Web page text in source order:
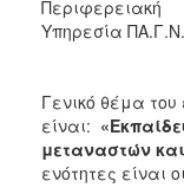
Κοινωνικό
Ισότητα
των
Φύλων
Υγεία
Υπηρεσία
Γενικό θέμα
είναι:
μεταναστών
ενότητες είναι